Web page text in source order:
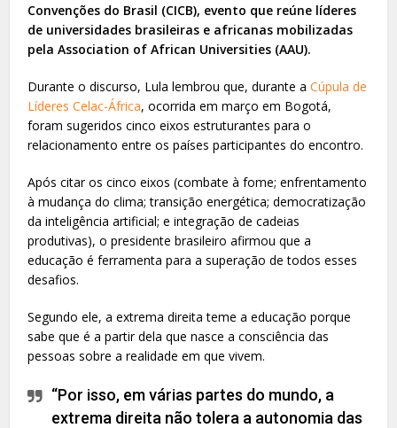
Convenções do Brasil (CICB), evento que reúne líderes
de universidades brasileiras e africanas mobilizadas
pela Association of African Universities (AAU).
Durante o discurso, Lula lembrou que, durante aCúpula de
Líderes Celac-África, ocorrida em março em Bogotá,
foram sugeridos cinco eixos estruturantes para o
relacionamento entre os países participantes do encontro.
Após citar os cinco eixos (combate à fome; enfrentamento
à mudança do clima; transição energética; democratização
da inteligência artificial; e integração de cadeias
produtivas), o presidente brasileiro afirmou que a
educação é ferramenta para a superação de todos esses
desafios.
Segundo ele, a extrema direita teme a educação porque
sabe que é a partir dela que nasce a consciência das
pessoas sobre a realidade em que vivem.
“Por isso, em várias partes do mundo, a
extrema direita não tolera a autonomia das